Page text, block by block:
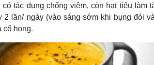
tác dụng chống viêm, còn hạt tiêu làm
2 lần/ ngày (vào sáng sớm khi bụng đói
cổ họng.